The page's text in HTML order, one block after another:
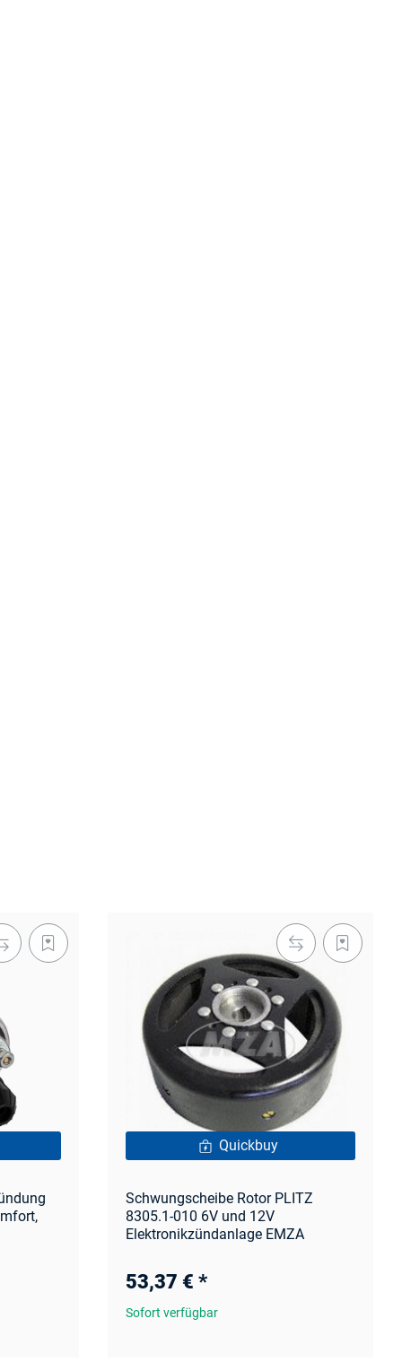
Quickbuy
Schwungscheibe Rotor PLITZ
8305.1-010 6V und 12V
Elektronikzündanlage EMZA
53,37 € *
Sofort verfügbar